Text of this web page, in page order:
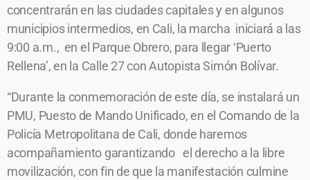
concentrarán en las ciudades capitales y en algunos
municipios intermedios, en Cali, la marcha iniciará a las
9:00 a.m., en el Parque Obrero, para llegar ‘Puerto
Rellena’, en la Calle 27 con Autopista Simón Bolívar.
“Durante la conmemoración de este día, se instalará un
PMU, Puesto de Mando Unificado, en el Comando de la
Policía Metropolitana de Cali, donde haremos
acompañamiento garantizando el derecho a la libre
movilización, con fin de que la manifestación culmine